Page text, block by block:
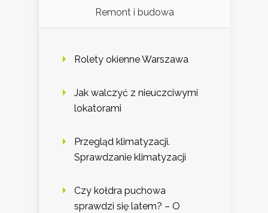
Remont i budowa
Rolety okienne Warszawa
Jak walczyć z nieuczciwymi
lokatorami
Przegląd klimatyzacji.
Sprawdzanie klimatyzacji
Czy kołdra puchowa
sprawdzi się latem? – O